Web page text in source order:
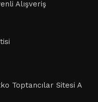
Alışveriş
Toptancılar Sitesi A